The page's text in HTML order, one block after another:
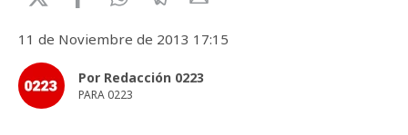
11 de Noviembre de 2013 17:15
Por Redacción 0223
PARA 0223